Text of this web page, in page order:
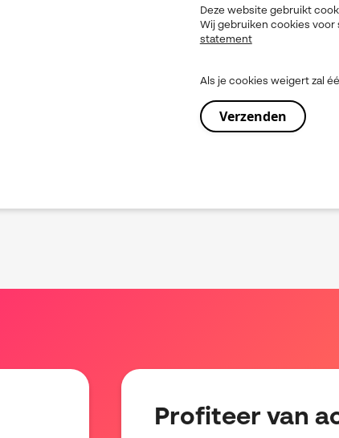
Deze website gebruikt
Wij gebruiken cookies voor
statement
Als je cookies weigert zal
Profiteer van